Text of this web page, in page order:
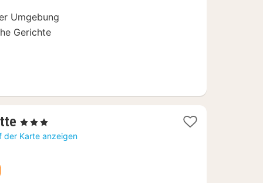
Umgebung
Gerichte
1
Nacht
, 3 Sterne
der Karte anzeigen